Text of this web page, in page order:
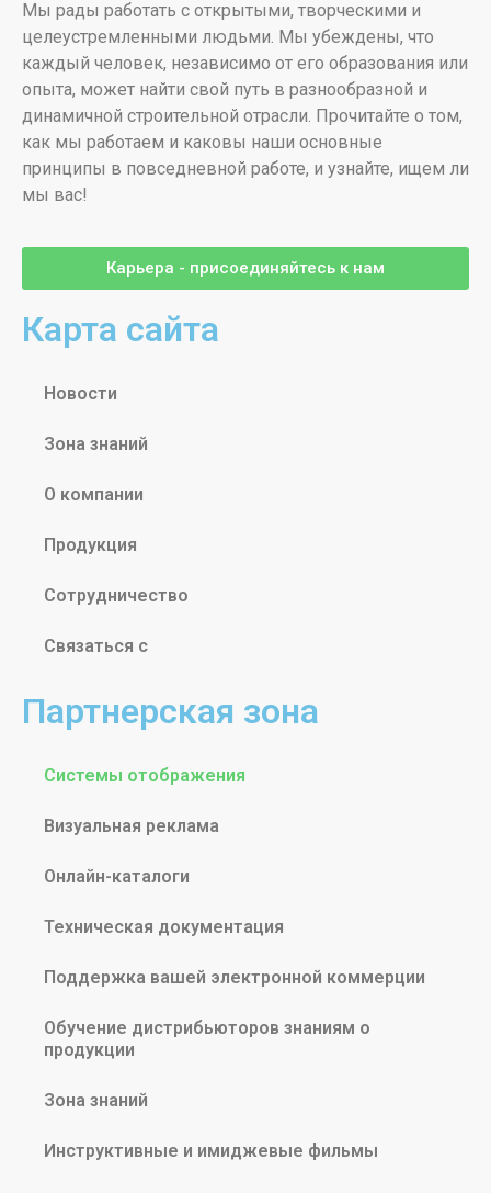
Мы рады работать с открытыми, творческими и
целеустремленными людьми. Мы убеждены, что
каждый человек, независимо от его образования или
опыта, может найти свой путь в разнообразной и
динамичной строительной отрасли. Прочитайте о том,
как мы работаем и каковы наши основные
принципы в повседневной работе, и узнайте, ищем ли
мы вас!
Карьера - присоединяйтесь к нам
Карта сайта
Новости
Зона знаний
О компании
Продукция
Сотрудничество
Связаться с
Партнерская зона
Системы отображения
Визуальная реклама
Онлайн-каталоги
Техническая документация
Поддержка вашей электронной коммерции
Обучение дистрибьюторов знаниям о
продукции
Зона знаний
Инструктивные и имиджевые фильмы